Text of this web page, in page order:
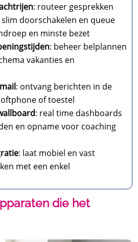
: routeer gesprekken
doorschakelen en queue
en minste bezet
: beheer belplannen
vakanties en
: ontvang berichten in de
of toestel
: real time dashboards
en opname voor coaching
: laat mobiel en vast
met een enkel
die het